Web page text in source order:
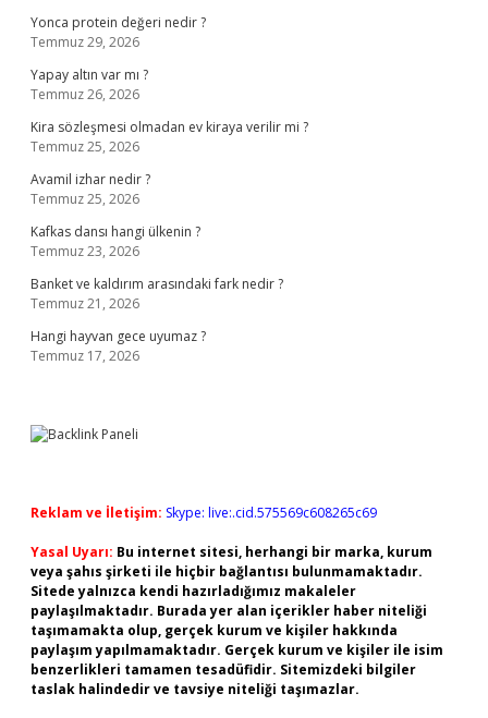
Yonca protein değeri nedir ?
Temmuz 29, 2026
Yapay altın var mı ?
Temmuz 26, 2026
Kira sözleşmesi olmadan ev kiraya verilir mi ?
Temmuz 25, 2026
Avamil izhar nedir ?
Temmuz 25, 2026
Kafkas dansı hangi ülkenin ?
Temmuz 23, 2026
Banket ve kaldırım arasındaki fark nedir ?
Temmuz 21, 2026
Hangi hayvan gece uyumaz ?
Temmuz 17, 2026
Reklam ve İletişim: Skype: live:.cid.575569c608265c69
Yasal Uyarı: Bu internet sitesi, herhangi bir marka, kurum
veya şahıs şirketi ile hiçbir bağlantısı bulunmamaktadır.
Sitede yalnızca kendi hazırladığımız makaleler
paylaşılmaktadır. Burada yer alan içerikler haber niteliği
taşımamakta olup, gerçek kurum ve kişiler hakkında
paylaşım yapılmamaktadır. Gerçek kurum ve kişiler ile isim
benzerlikleri tamamen tesadüfidir. Sitemizdeki bilgiler
taslak halindedir ve tavsiye niteliği taşımazlar.